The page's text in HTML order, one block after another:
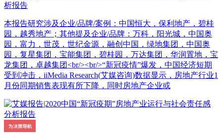
析报告
本报告研究涉及企业/品牌/案例：中国恒大，保利地产，碧桂
园，越秀地产；其他提及企业/品牌：万科，阳光城，中国奥
园，富力，世茂，世纪金源，融创中国，绿地集团，中国奥
园，复星集团，宝能集团，碧桂园，万达集团，华润置地，宝
龙集团，卓越集团<br/><br/>“新冠疫情”爆发，中国经济短期
受到冲击，iiMedia Research(艾媒咨询)数据显示，房地产行业1
月份同期销售表现有所下降，同时房地产企业或